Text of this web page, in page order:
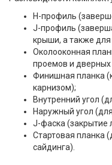
H-профиль
J-профиль
крыши, а также
Околооконная
проемов и
Финишная планка
карнизом);
Внутренний угол
Наружный угол
J-фаска (закрытие
Стартовая планка
сайдинга).